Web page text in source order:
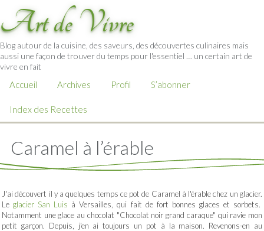
Art de Vivre
Blog autour de la cuisine, des saveurs, des découvertes culinaires mais
aussi une façon de trouver du temps pour l'essentiel … un certain art de
vivre en fait
Accueil Archives Profil S’abonner
Index des Recettes
Caramel à l’érable
J'ai découvert il y a quelques temps ce pot de Caramel à l'érable chez un glacier.
Leglacier San Luis à Versailles, qui fait de fort bonnes glaces et sorbets.
Notamment une glace au chocolat "Chocolat noir grand caraque" qui ravie mon
petit garçon. Depuis, j'en ai toujours un pot à la maison. Revenons-en au